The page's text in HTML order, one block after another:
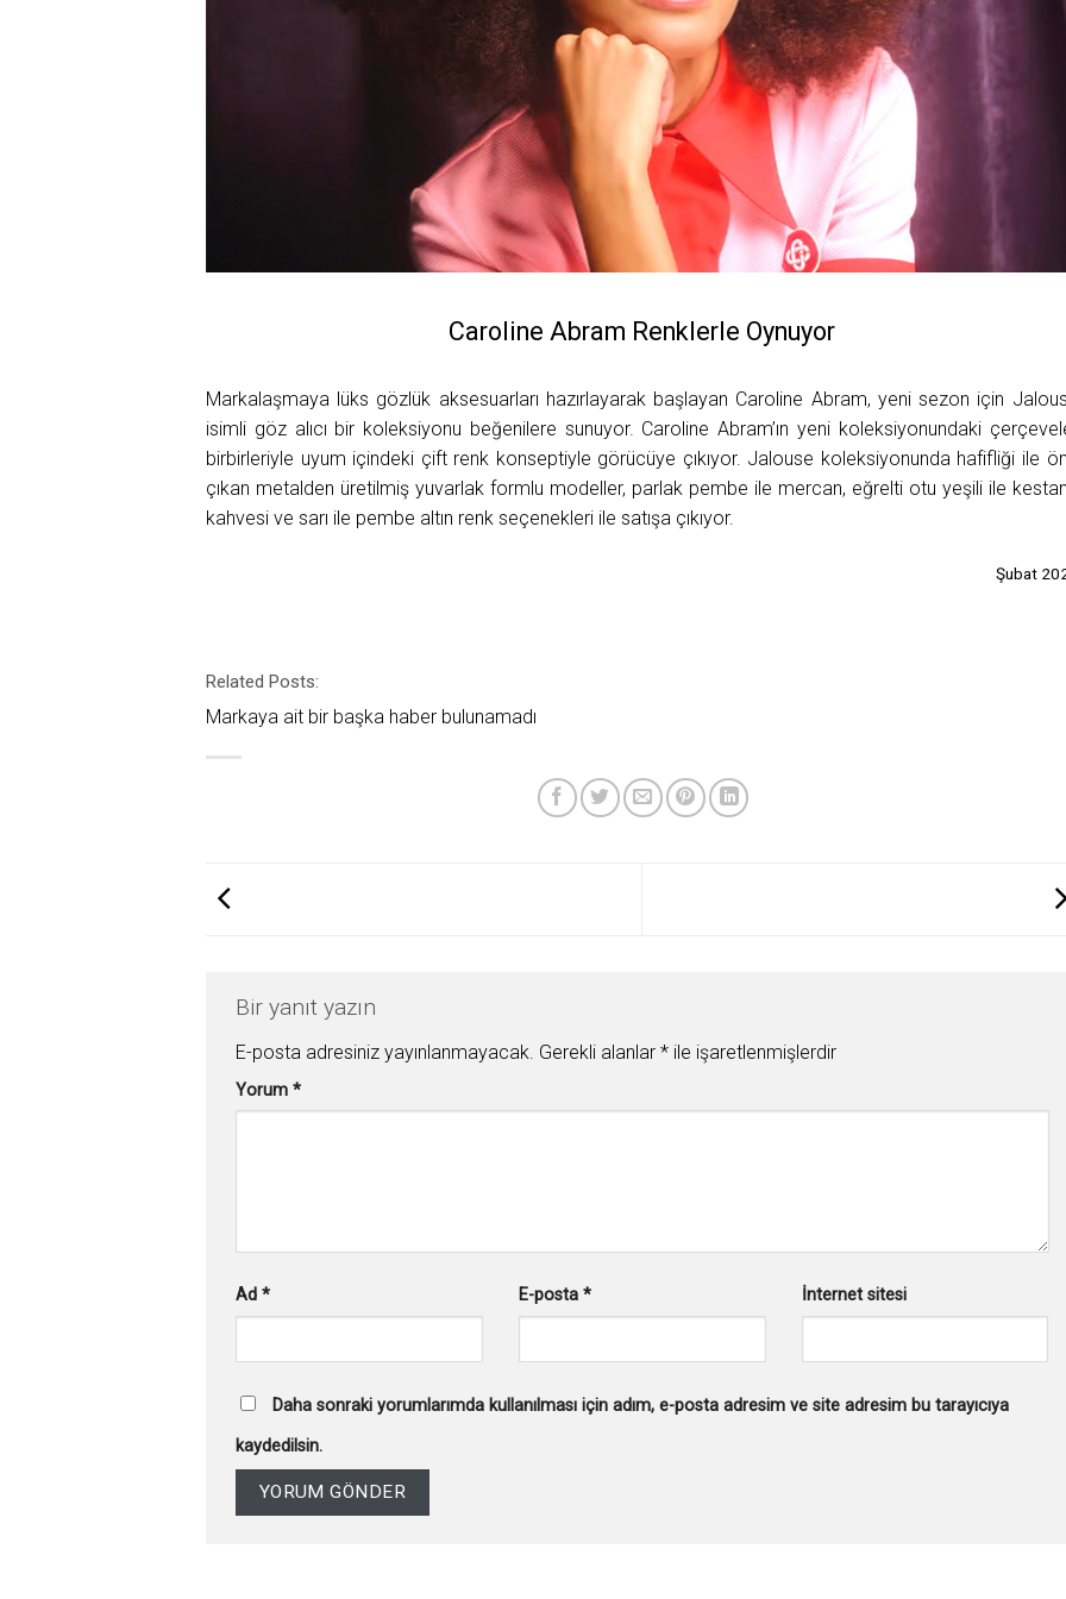
Caroline Abram Renklerle Oynuyor
Markalaşmaya lüks gözlük aksesuarları hazırlayarak başlayan Caroline Abram, yeni sezon için
isimli göz alıcı bir koleksiyonu beğenilere sunuyor. Caroline Abram’ın yeni koleksiyonundaki
birbirleriyle uyum içindeki çift renk konseptiyle görücüye çıkıyor. Jalouse koleksiyonunda hafifliği ile
çıkan metalden üretilmiş yuvarlak formlu modeller, parlak pembe ile mercan, eğrelti otu yeşili ile
kahvesi ve sarı ile pembe altın renk seçenekleri ile satışa çıkıyor.
Şubat
Related Posts:
Markaya ait bir başka haber bulunamadı
Bir yanıt yazın
E-posta adresiniz yayınlanmayacak. Gerekli alanlar * ile işaretlenmişlerdir
Yorum *
Ad * E-posta * İnternet sitesi
Daha sonraki yorumlarımda kullanılması için adım, e-posta adresim ve site adresim bu tarayıcıya
kaydedilsin.